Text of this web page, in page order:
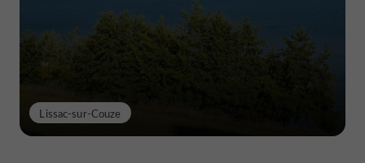
Lissac-sur-Couze